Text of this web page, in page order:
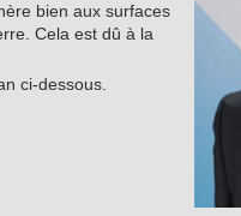
bien aux surfaces
Cela est dû à la
ci-dessous.